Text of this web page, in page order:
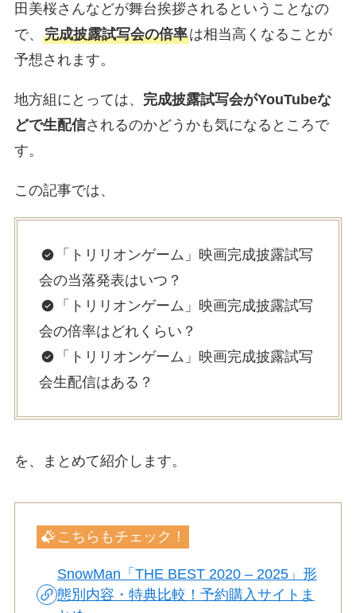
田美桜さんなどが舞台挨拶されるということなの
で、 完成披露試写会の倍率は相当高くなることが
予想されます。
地方組にとっては、 完成披露試写会がYouTubeな
どで生配信されるのかどうかも気になるところで
す。
この記事では、
「トリリオンゲーム」映画完成披露試写
会の当落発表はいつ？
「トリリオンゲーム」映画完成披露試写
会の倍率はどれくらい？
「トリリオンゲーム」映画完成披露試写
会生配信はある？
を、まとめて紹介します。
こちらもチェック！
SnowMan「THE BEST 2020 – 2025」形
態別内容・特典比較！予約購入サイトま